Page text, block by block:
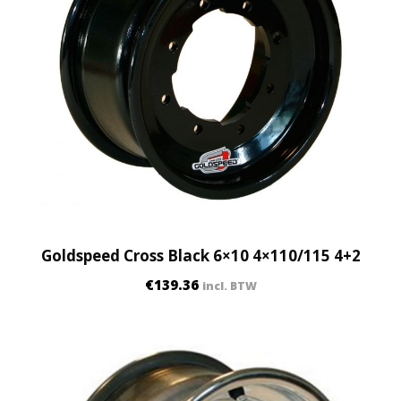
Goldspeed Cross Black 6×10 4×110/115 4+2
€139.36 incl. BTW